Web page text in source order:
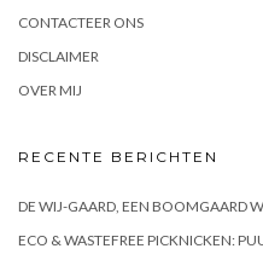
CONTACTEER ONS
DISCLAIMER
OVER MIJ
RECENTE BERICHTEN
DE WIJ-GAARD, EEN BOOMGAARD
ECO & WASTEFREE PICKNICKEN: